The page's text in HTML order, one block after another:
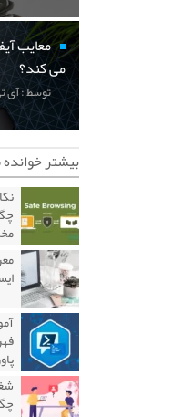
معایب
می کند؟
توسط : آی
بیشتر